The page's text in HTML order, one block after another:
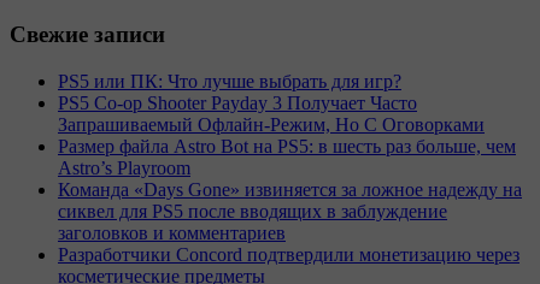
Свежие записи
PS5 или ПК: Что лучше выбрать для игр?
PS5 Co-op Shooter Payday 3 Получает Часто
Запрашиваемый Офлайн-Режим, Но С Оговорками
Размер файла Astro Bot на PS5: в шесть раз больше, чем
Astro’s Playroom
Команда «Days Gone» извиняется за ложное надежду на
сиквел для PS5 после вводящих в заблуждение
заголовков и комментариев
Разработчики Concord подтвердили монетизацию через
косметические предметы